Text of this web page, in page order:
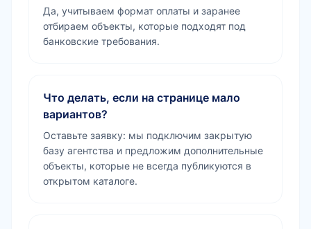
Да, учитываем формат оплаты и заранее
отбираем объекты, которые подходят под
банковские требования.
Что делать, если на странице мало
вариантов?
Оставьте заявку: мы подключим закрытую
базу агентства и предложим дополнительные
объекты, которые не всегда публикуются в
открытом каталоге.